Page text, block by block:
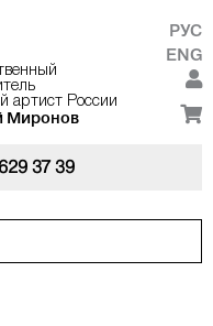
артист России
Миронов
РУС
ENG
37 39